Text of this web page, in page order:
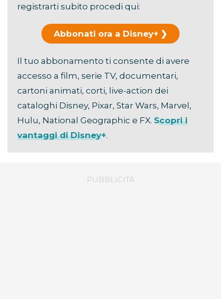
registrarti subito procedi qui:
Abbonati ora a Disney+
Il tuo abbonamento ti consente di avere
accesso a film, serie TV, documentari,
cartoni animati, corti, live-action dei
cataloghi Disney, Pixar, Star Wars, Marvel,
Hulu, National Geographic e FX. Scopri i
vantaggi di Disney+.